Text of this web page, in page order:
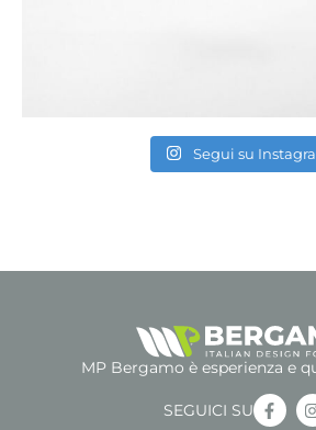
Segui su
MP Bergamo è esperienza e
SEGUICI SU